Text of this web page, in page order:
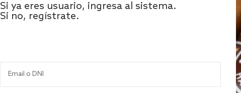
Si ya eres usuario, ingresa al sistema.
Si no, regístrate.